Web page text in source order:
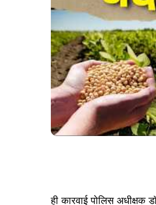
ही कारवाई पोलिस अधीक्षक